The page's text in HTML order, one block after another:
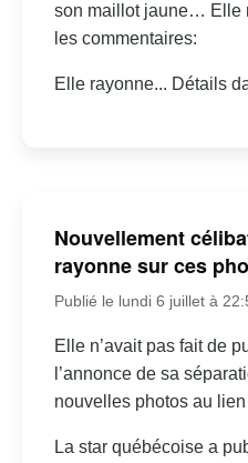
son maillot jaune… Elle
les commentaires:
Elle rayonne... Détails
Nouvellement
rayonne sur ces
Publié le lundi 6 juillet à
Elle n’avait pas fait de
l’annonce de sa
nouvelles photos au
La star québécoise a